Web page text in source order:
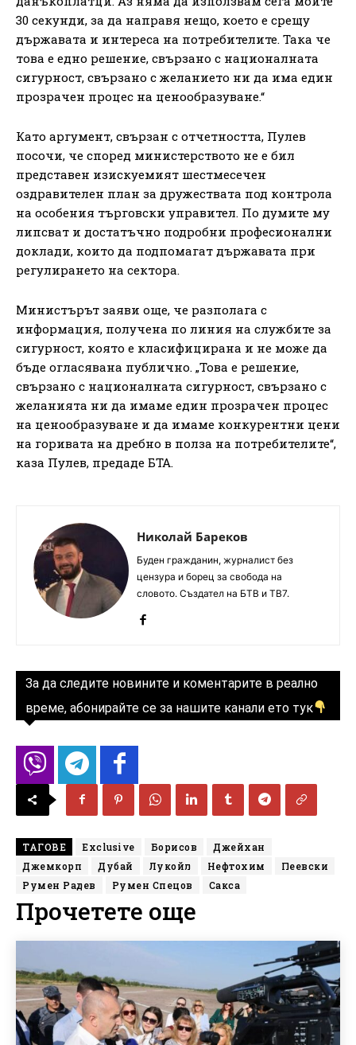
30 секунди, за да направя нещо, което е срещу
държавата и интереса на потребителите. Така че
това е едно решение, свързано с националната
сигурност, свързано с желанието ни да има един
прозрачен процес на ценообразуване.“
Като аргумент, свързан с отчетността, Пулев
посочи, че според министерството не е бил
представен изискуемият шестмесечен
оздравителен план за дружествата под контрола
на особения търговски управител. По думите му
липсват и достатъчно подробни професионални
доклади, които да подпомагат държавата при
регулирането на сектора.
Министърът заяви още, че разполага с
информация, получена по линия на службите за
сигурност, която е класифицирана и не може да
бъде огласявана публично. „Това е решение,
свързано с националната сигурност, свързано с
желанията ни да имаме един прозрачен процес
на ценообразуване и да имаме конкурентни цени
на горивата на дребно в полза на потребителите“,
каза Пулев, предаде БТА.
Николай Бареков
Буден гражданин, журналист без
цензура и борец за свобода на
словото. Създател на БТВ и ТВ7.
За да следите новините и коментарите в реално
време, абонирайте се за нашите канали ето тук
ТАГОВЕ Exclusive Борисов
Джейхан
Джемкорп
Дубай Лукойл Нефтохим
Пеевски
Румен Радев
Румен Спецов Сакса
Прочетете още